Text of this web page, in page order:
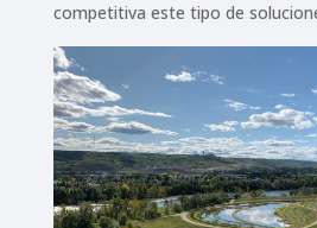
competitiva este tipo de